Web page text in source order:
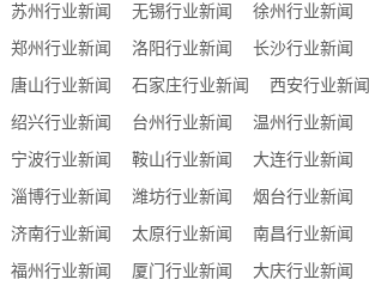
苏州行业新闻
无锡行业新闻 徐州行业新闻
郑州行业新闻
洛阳行业新闻 长沙行业新闻
唐山行业新闻
石家庄行业新闻 西安行业新闻
绍兴行业新闻
台州行业新闻 温州行业新闻
宁波行业新闻
鞍山行业新闻 大连行业新闻
淄博行业新闻
潍坊行业新闻 烟台行业新闻
济南行业新闻
太原行业新闻 南昌行业新闻
福州行业新闻
厦门行业新闻 大庆行业新闻